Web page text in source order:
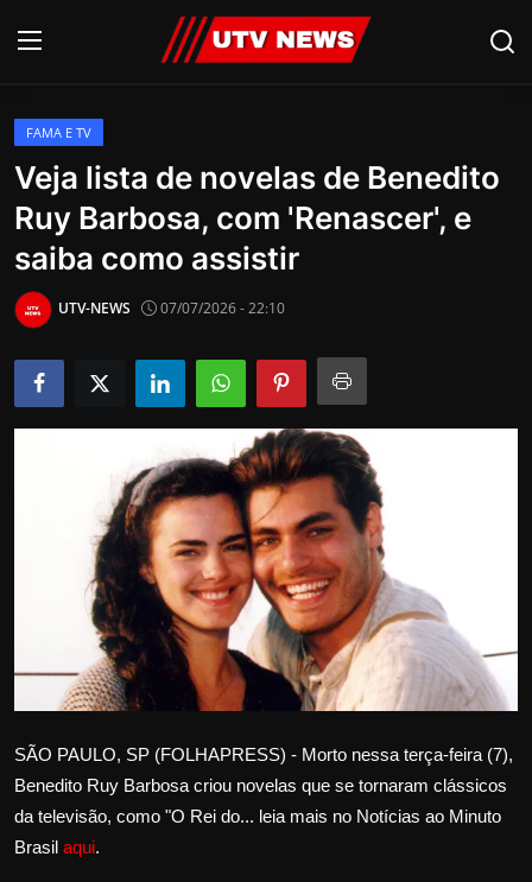
AO VIVO
PIRACICABA
CAMPINAS
LIMEIRA
ESPIRITO SANTO
Internacional
Educação
Política
Saúde
FAMA E TV
Veja lista de novelas de Benedito
Ruy Barbosa, com 'Renascer', e
saiba como assistir
UTV-NEWS 07/07/2026 - 22:10
SÃO PAULO, SP (FOLHAPRESS) - Morto nessa terça-feira (7),
Benedito Ruy Barbosa criou novelas que se tornaram clássicos
da televisão, como "O Rei do... leia mais no Notícias ao Minuto
Brasil aqui.